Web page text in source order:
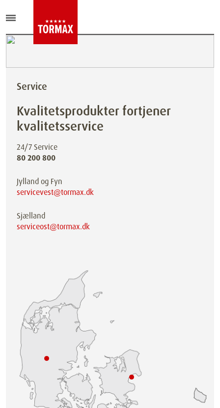
Service
Kvalitetsprodukter fortjener
kvalitetsservice
24/7 Service
80 200 800
Jylland og Fyn
servicevest@tormax.dk
Sjælland
serviceost@tormax.dk